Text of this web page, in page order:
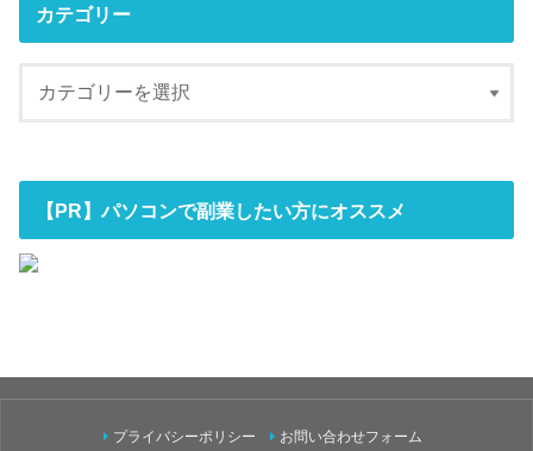
カテゴリー
【PR】パソコンで副業したい方にオススメ
プライバシーポリシー お問い合わせフォーム